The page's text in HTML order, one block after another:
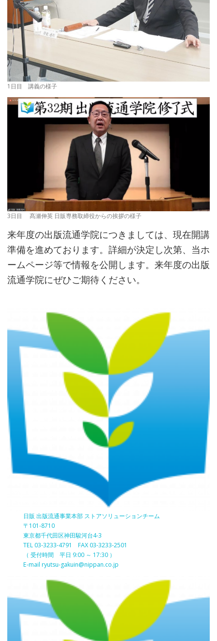
1日目 講義の様子
3日目 髙瀬伸英 日販専務取締役からの挨拶の様子
来年度の出版流通学院につきましては、現在開講
準備を進めております。詳細が決定し次第、当ホ
ームページ等で情報を公開します。来年度の出版
流通学院にぜひご期待ください。
日販 出版流通事業本部 ストアソリューションチーム
〒101-8710
東京都千代田区神田駿河台4-3
TEL 03-3233-4791 FAX 03-3233-2501
（ 受付時間 平日 9:00 ～ 17:30 ）
E-mail ryutsu-gakuin@nippan.co.jp